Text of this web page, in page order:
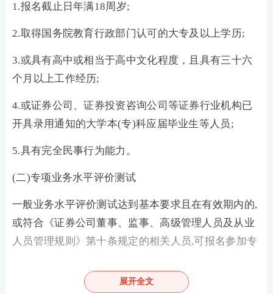
1.报名截止日年满18周岁;
2.取得国务院教育行政部门认可的大专及以上学历;
3.或具有高中或相当于高中文化程度，且具有三十六
个月以上工作经历;
4.或证券公司、证券投资咨询公司等证券行业机构已
开具录用通知的大学本(专)科应届毕业生等人员;
5.具有完全民事行为能力。
(二)专项业务水平评价测试
一般业务水平评价测试达到基本要求且在有效期内的,
或符合《证券公司董事、监事、高级管理人员及从业
人员管理规则》第十条规定的相关人员,可报名参加专
按照《监督管理办法》第八条、第五十六条规定以及
展开全文